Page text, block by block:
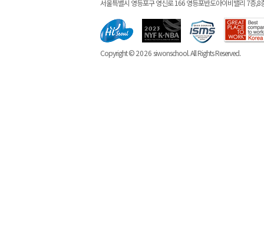
서울특별시 영등포구 영신로 166 영등포반도아이비밸리 7층,8
Copyright ©2026siwonschool. All Rights Reserved.